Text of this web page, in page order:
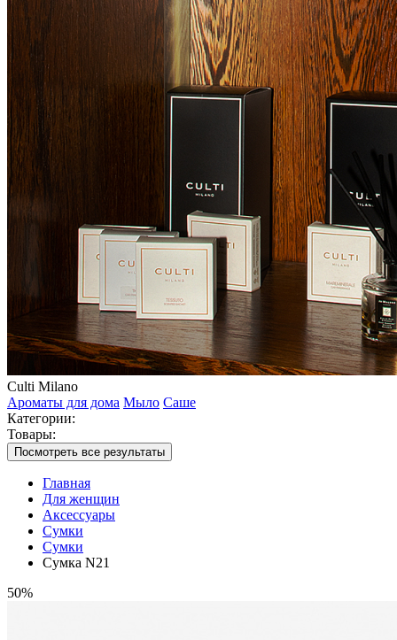
Culti Milano
Ароматы для дома Мыло Саше
Категории:
Товары:
Посмотреть все результаты
Главная
Для женщин
Аксессуары
Сумки
Сумки
Сумка N21
50%